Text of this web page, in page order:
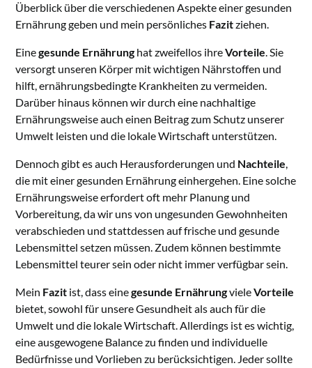
Überblick über die verschiedenen Aspekte einer gesunden
Ernährung geben und mein persönliches Fazitziehen.
Einegesunde Ernährung hat zweifellos ihreVorteile. Sie
versorgt unseren Körper mit wichtigen Nährstoffen und
hilft, ernährungsbedingte Krankheiten zu vermeiden.
Darüber hinaus können wir durch eine nachhaltige
Ernährungsweise auch einen Beitrag zum Schutz unserer
Umwelt leisten und die lokale Wirtschaft unterstützen.
Dennoch gibt es auch Herausforderungen und Nachteile,
die mit einer gesunden Ernährung einhergehen. Eine solche
Ernährungsweise erfordert oft mehr Planung und
Vorbereitung, da wir uns von ungesunden Gewohnheiten
verabschieden und stattdessen auf frische und gesunde
Lebensmittel setzen müssen. Zudem können bestimmte
Lebensmittel teurer sein oder nicht immer verfügbar sein.
Mein Fazit ist, dass einegesunde ErnährungvieleVorteile
bietet, sowohl für unsere Gesundheit als auch für die
Umwelt und die lokale Wirtschaft. Allerdings ist es wichtig,
eine ausgewogene Balance zu finden und individuelle
Bedürfnisse und Vorlieben zu berücksichtigen. Jeder sollte